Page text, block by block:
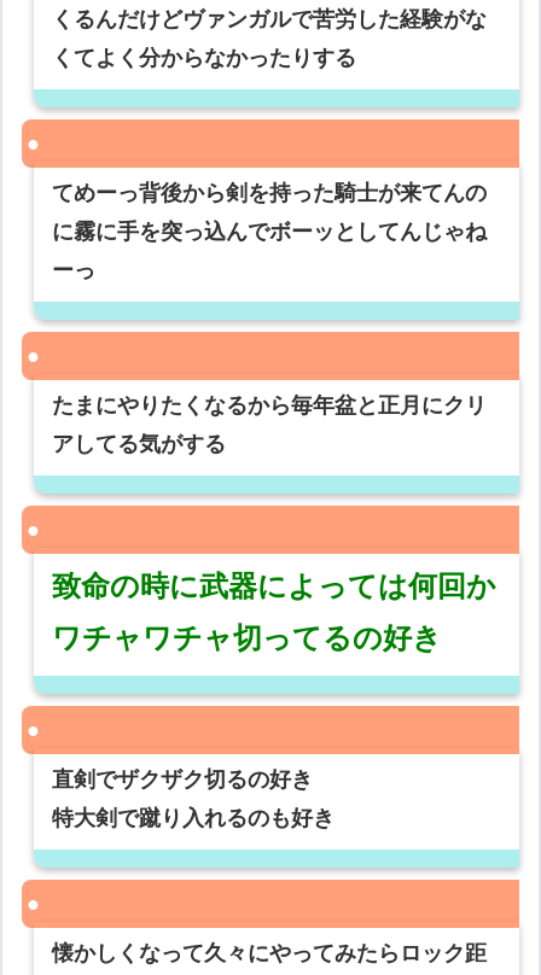
くるんだけどヴァンガルで苦労した経験がな
くてよく分からなかったりする
てめーっ背後から剣を持った騎士が来てんの
に霧に手を突っ込んでボーッとしてんじゃね
ーっ
たまにやりたくなるから毎年盆と正月にクリ
アしてる気がする
致命の時に武器によっては何回か
ワチャワチャ切ってるの好き
直剣でザクザク切るの好き
特大剣で蹴り入れるのも好き
懐かしくなって久々にやってみたらロック距